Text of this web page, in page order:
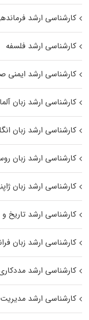
کارشناسی ارشد
کارشناسی ارشد فلسفه
کارشناسی ارشد ایمنی
کارشناسی ارشد زبان
کارشناسی ارشد زبان
کارشناسی ارشد زبان
کارشناسی ارشد زبان
کارشناسی ارشد تاریخ
کارشناسی ارشد زبان
کارشناسی ارشد
کارشناسی ارشد